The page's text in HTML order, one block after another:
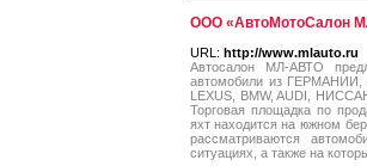
ООО «АвтоМотоСалон
URL: http://www.mlauto.ru
Автосалон МЛ-АВТО
автомобили из
LEXUS, BMW, AUDI,
Торговая площадка по
яхт находится на южном
рассматриваются
ситуациях, а также на